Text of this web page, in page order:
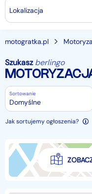
Lokalizacja
motogratka.pl
Szukasz berlingo
Sortowanie
Domyślne
Jak sortujemy ogłoszenia?